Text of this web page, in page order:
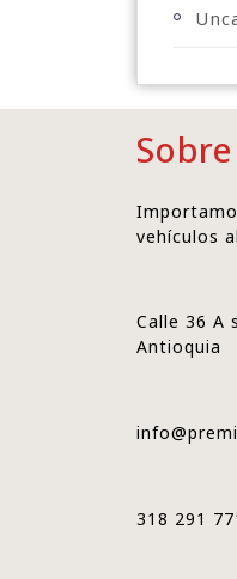
vehículos
Calle 36 A
Antioquia
318 291